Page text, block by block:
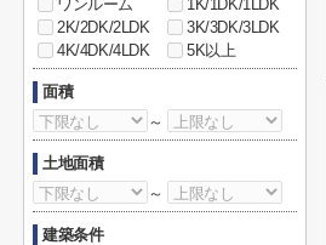
ワンルーム
1K/1DK/1LDK
2K/2DK/2LDK
3K/3DK/3LDK
4K/4DK/4LDK
5K以上
面積
～
土地面積
～
建築条件